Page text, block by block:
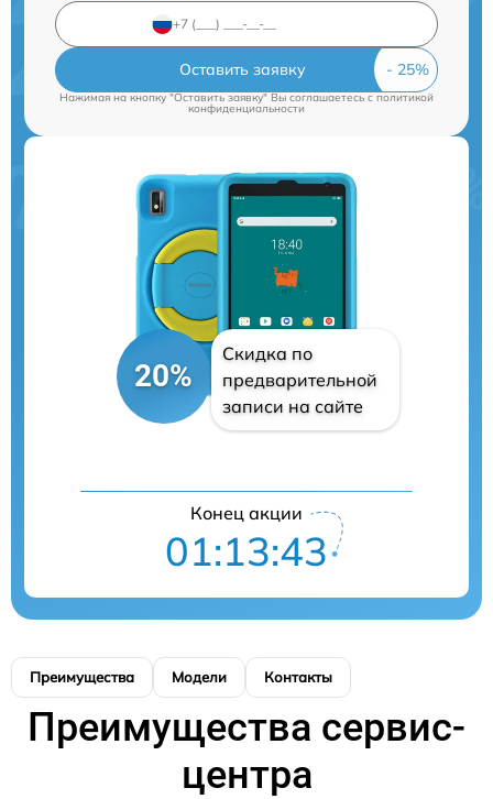
Оставить заявку
Нажимая на кнопку "Оставить заявку" Вы соглашаетесь cполитикой
конфиденциальности
20%
Скидка по
предварительной
записи на сайте
Конец акции
01:13:43
Преимущества Модели Контакты
Преимущества сервис-
центра